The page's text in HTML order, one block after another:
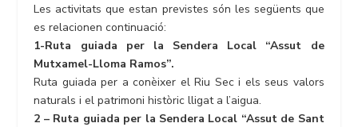
Les activitats que estan previstes són les següents que
es relacionen continuació:
1-Ruta guiada per la Sendera Local “Assut de
Mutxamel-Lloma Ramos”.
Ruta guiada per a conèixer el Riu Sec i els seus valors
naturals i el patrimoni històric lligat a l’aigua.
2 – Ruta guiada per la Sendera Local “Assut de Sant